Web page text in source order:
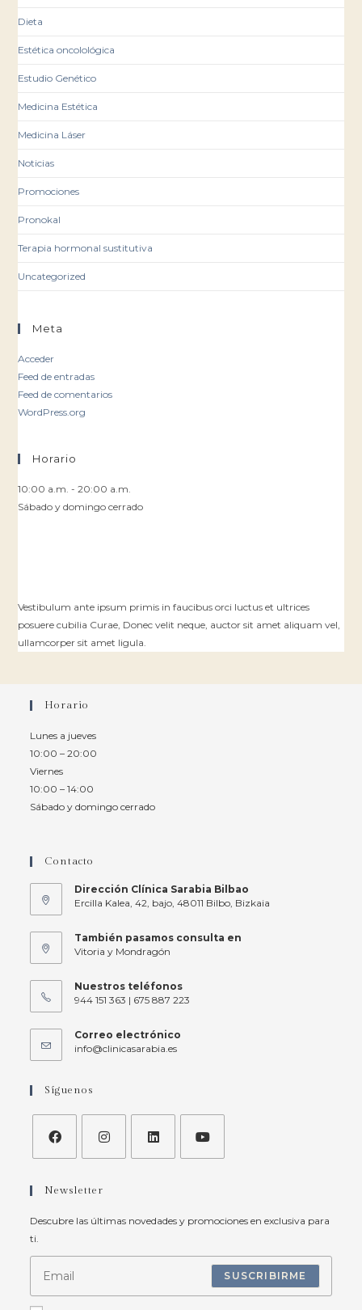
Dieta
Estética oncolológica
Estudio Genético
Medicina Estética
Medicina Láser
Noticias
Promociones
Pronokal
Terapia hormonal sustitutiva
Uncategorized
Meta
Acceder
Feed de entradas
Feed de comentarios
WordPress.org
Horario
10:00 a.m. - 20:00 a.m.
Sábado y domingo cerrado
Vestibulum ante ipsum primis in faucibus orci luctus et ultrices
posuere cubilia Curae, Donec velit neque, auctor sit amet aliquam vel,
ullamcorper sit amet ligula.
Horario
Lunes a jueves
10:00 – 20:00
Viernes
10:00 – 14:00
Sábado y domingo cerrado
Contacto
Dirección Clínica Sarabia Bilbao
Ercilla Kalea, 42, bajo, 48011 Bilbo, Bizkaia
También pasamos consulta en
Vitoria y Mondragón
Nuestros teléfonos
944 151 363 | 675 887 223
Correo electrónico
info@clinicasarabia.es
Síguenos
Newsletter
Descubre las últimas novedades y promociones en exclusiva para
ti.
SUSCRIBIRME